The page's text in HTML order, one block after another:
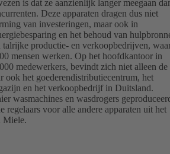
is dat ze aanzienlijk langer meegaan
Deze apparaten dragen dus niet
van investeringen, maar ook in
en het behoud van
productie- en verkoopbedrijven,
mensen werken. Op het hoofdkantoor in
medewerkers, bevindt zich niet alleen de
ook het goederendistributiecentrum, het
en het verkoopbedrijf in Duitsland.
wasmachines en wasdrogers
regelaars voor alle andere apparaten uit het
Miele.